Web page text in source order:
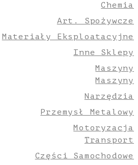
Chemia
Art. Spożywcze
Materiały Eksploatacyjne
Inne Sklepy
Maszyny
Maszyny
Narzędzia
Przemysł Metalowy
Motoryzacja
Transport
Części Samochodowe